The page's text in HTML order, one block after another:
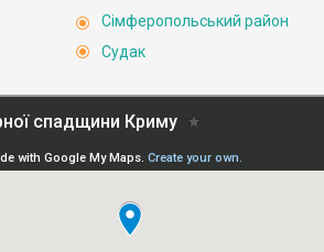
Сімферопольський район
Судак